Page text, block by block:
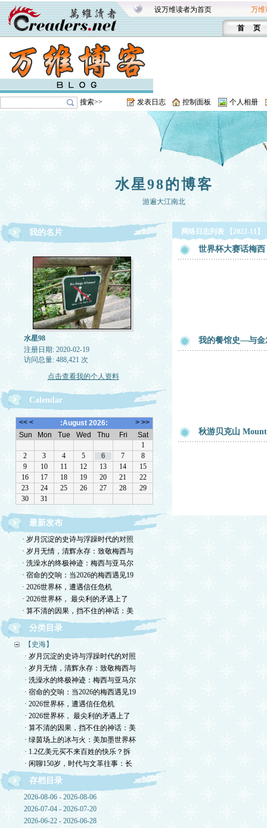
设万维读者为首页 万维
首 页
搜索>> 发表日志 控制面板 个人相册
水星98的博客
游遍大江南北
我的名片
水星98
注册日期: 2020-02-19
访问总量: 488,421 次
点击查看我的个人资料
Calendar
最新发布
· 岁月沉淀的史诗与浮躁时代的对照
· 岁月无情，清辉永存：致敬梅西与
· 洗澡水的终极神迹：梅西与亚马尔
· 宿命的交响：当2026的梅西遇见19
· 2026世界杯，遭遇信任危机
· 2026世界杯， 最尖利的矛遇上了
· 算不清的因果，挡不住的神话：美
分类目录
【史海】
· 岁月沉淀的史诗与浮躁时代的对照
· 岁月无情，清辉永存：致敬梅西与
· 洗澡水的终极神迹：梅西与亚马尔
· 宿命的交响：当2026的梅西遇见19
· 2026世界杯，遭遇信任危机
· 2026世界杯， 最尖利的矛遇上了
· 算不清的因果，挡不住的神话：美
· 绿茵场上的冰与火：美加墨世界杯
· 1.2亿美元买不来百姓的快乐？拆
· 闲聊150岁，时代与文革往事：长
存档目录
2026-08-06 - 2026-08-06
2026-07-04 - 2026-07-20
2026-06-22 - 2026-06-28
网络日志列表 【2022-11】
世界杯大赛话梅西
我的餐馆史—与金
秋游贝克山